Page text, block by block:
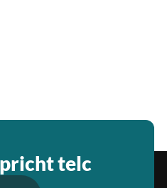
telc